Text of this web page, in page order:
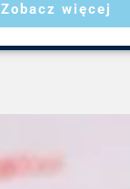
Zobacz więcej